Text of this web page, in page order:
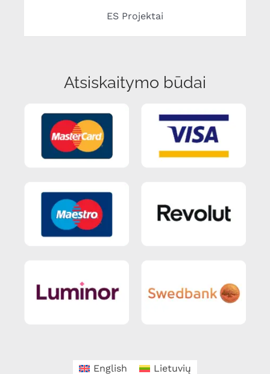
ES Projektai
Atsiskaitymo būdai
English Lietuvių